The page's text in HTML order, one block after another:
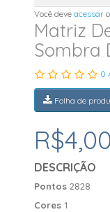
Você deveacessar
Matriz
Sombra
0
Folha de
DESCRIÇÃO
Pontos2828
Cores 1